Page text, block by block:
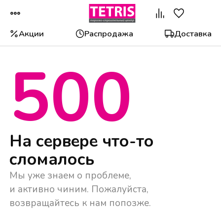
Акции Распродажа Доставка
500
На сервере что-то
сломалось
Мы уже знаем о проблеме,
и активно чиним. Пожалуйста,
возвращайтесь к нам попозже.